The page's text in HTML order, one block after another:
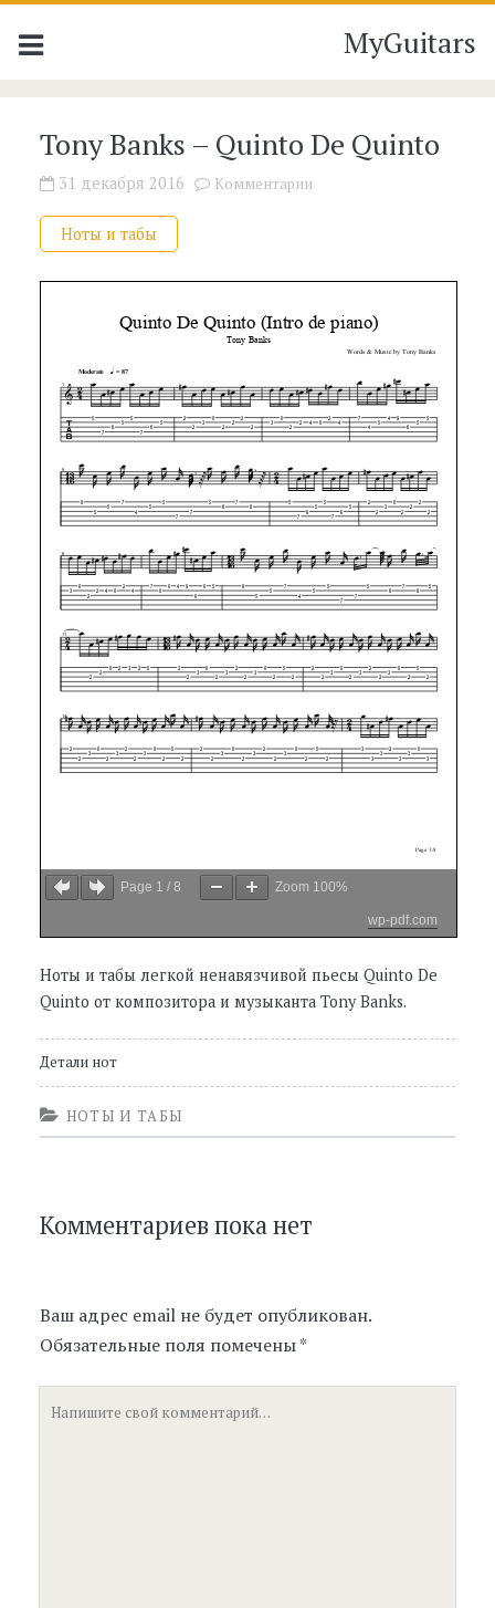
MyGuitars
Tony Banks – Quinto De Quinto
31 декабря 2016 Комментарии
Ноты и табы
Page 1 / 8 Zoom 100%
wp-pdf.com
Ноты и табы легкой ненавязчивой пьесы Quinto De
Quinto от композитора и музыканта Tony Banks.
Детали нот
НОТЫ И ТАБЫ
Комментариев пока нет
Ваш адрес email не будет опубликован.
Обязательные поля помечены*